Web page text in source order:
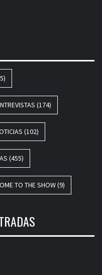
(174)
(102)
(455)
TO THE SHOW(9)